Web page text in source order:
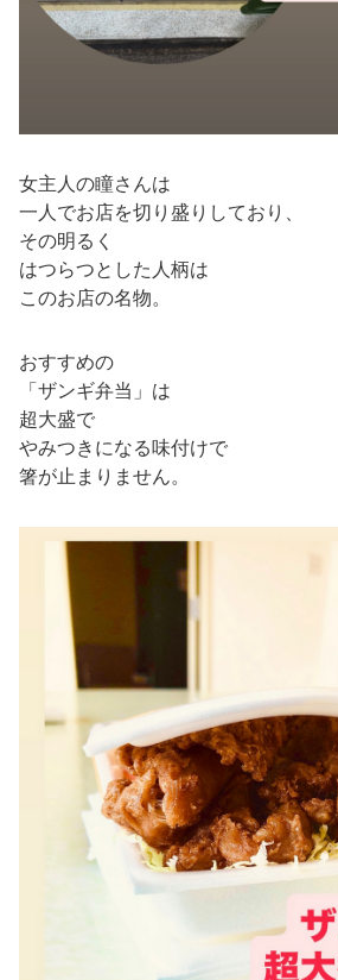
女主人の瞳さんは
一人でお店を切り盛りしており、
その明るく
はつらつとした人柄は
このお店の名物。
おすすめの
「ザンギ弁当」は
超大盛で
やみつきになる味付けで
箸が止まりません。